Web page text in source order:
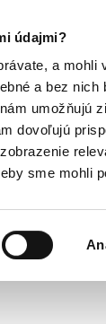
údajmi?
a
a bez
umožňujú
dovoľujú
sme mohli